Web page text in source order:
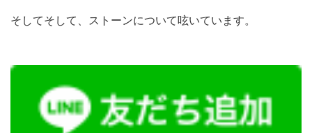
そしてそして、ストーンについて呟いています。